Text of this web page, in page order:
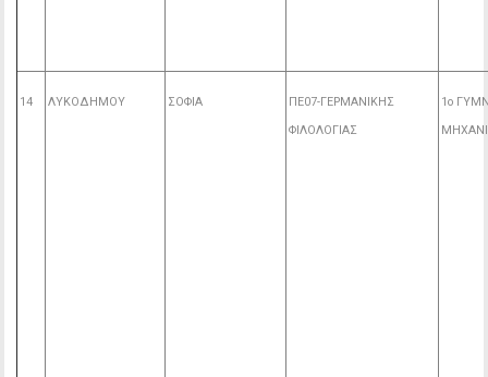
14 ΛΥΚΟΔΗΜΟΥ ΣΟΦΙΑ
ΠΕ07-ΓΕΡΜΑΝΙΚΗΣ
ΦΙΛΟΛΟΓΙΑΣ
1ο